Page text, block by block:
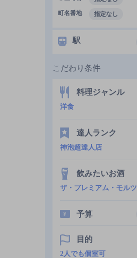
町名番地
指定なし
駅
こだわり条件
料理ジャンル
洋食
達人ランク
神泡超達人店
飲みたいお酒
予算
目的
2人でも個室可